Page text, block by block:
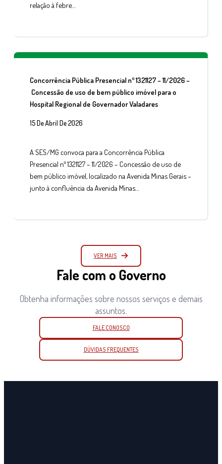
relação à febre…
Concorrência Pública Presencial nº 1321127 – 11/2026 –
Concessão de uso de bem público imóvel para o
Hospital Regional de Governador Valadares
15 De Abril De 2026
A SES/MG convoca para a Concorrência Pública
Presencial nº 1321127 – 11/2026 – Concessão de uso de
bem público imóvel, localizado na Avenida Minas Gerais –
junto à confluência da Avenida Minas…
VER MAIS
Fale com o Governo
Obtenha informações sobre nossos serviços e demais
assuntos.
FALE CONOSCO
DÚVIDAS FREQUENTES